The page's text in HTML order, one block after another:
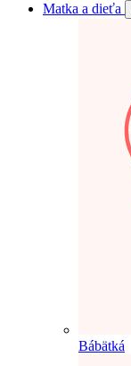
Matka a dieťa
Bábätká